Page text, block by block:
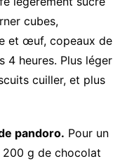
cubes,
et œuf, copeaux de
4 heures. Plus léger
cuiller, et plus
pandoro. Pour un
g de chocolat